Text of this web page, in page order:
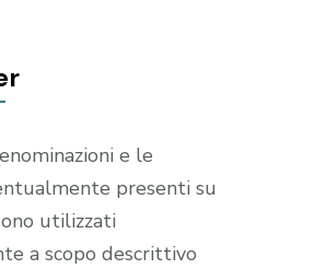
e le
presenti su
utilizzati
a scopo descrittivo